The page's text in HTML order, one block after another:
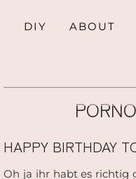
DIY ABOUT
HAPPY BIRTHDAY
Oh ja ihr habt es richtig